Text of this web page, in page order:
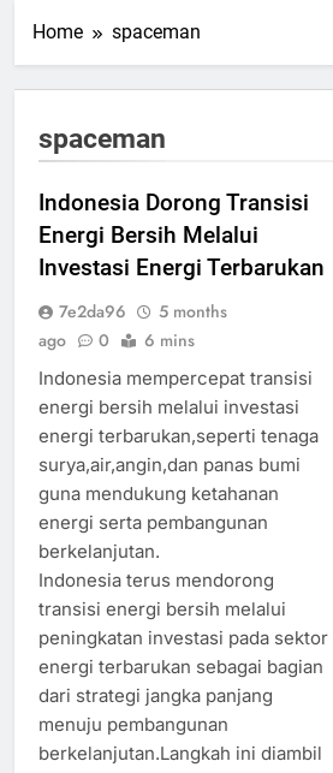
Home spaceman
spaceman
Indonesia Dorong Transisi
Energi Bersih Melalui
Investasi Energi Terbarukan
7e2da96
5 months
ago
0 6 mins
Indonesia mempercepat transisi
energi bersih melalui investasi
energi terbarukan,seperti tenaga
surya,air,angin,dan panas bumi
guna mendukung ketahanan
energi serta pembangunan
berkelanjutan.
Indonesia terus mendorong
transisi energi bersih melalui
peningkatan investasi pada sektor
energi terbarukan sebagai bagian
dari strategi jangka panjang
menuju pembangunan
berkelanjutan.Langkah ini diambil